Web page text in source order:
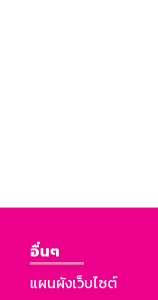
อื่นๆ
แผนผังเว็บไซต์